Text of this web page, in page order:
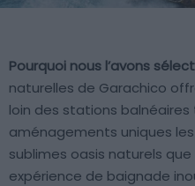
Pourquoi nous l’avons
naturelles de Garachico
loin des stations balnéaires
aménagements uniques
sublimes oasis naturels
expérience de baignade